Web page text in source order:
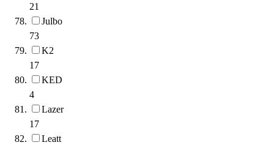
21
Julbo
73
K2
17
KED
4
Lazer
17
Leatt